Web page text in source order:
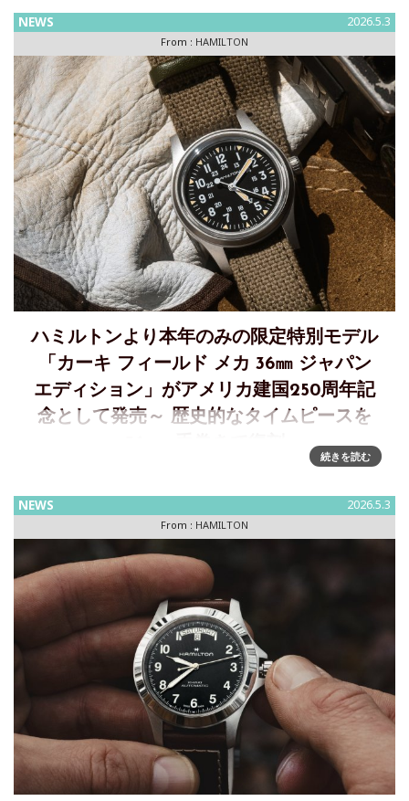
と、冒険者へ旅路を照らす「カーキ ネイビー スキューバ
GMT」発売 ウェーブ状のテクスチャーが宿るダイヤルが、こ
の時計が持つ海洋的なアイデンティティを際立たせ、大胆な
NEWS 2026.5.3
From : HAMILTON
ハミルトンより本年のみの限定特別モデル
「カーキ フィールド メカ 36㎜ ジャパン
エディション」がアメリカ建国250周年記
念として発売～ 歴史的なタイムピースを
ルド メカ 36㎜ ジャパン エディション」 歴史的なタイムピー
スを36mmの手巻き式で復刻「カーキ フィールド メカ
36mm ジャパン エディション」 は、1
続きを読む
NEWS 2026.5.3
From : HAMILTON